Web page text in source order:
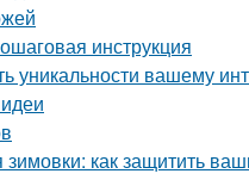
инструкция
уникальности вашему
как защитить